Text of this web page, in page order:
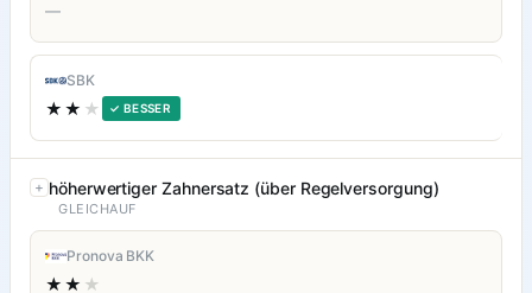
—
SBK
★★ ★ ✓ BESSER
höherwertiger Zahnersatz (über Regelversorgung)
GLEICHAUF
Pronova BKK
★★ ★